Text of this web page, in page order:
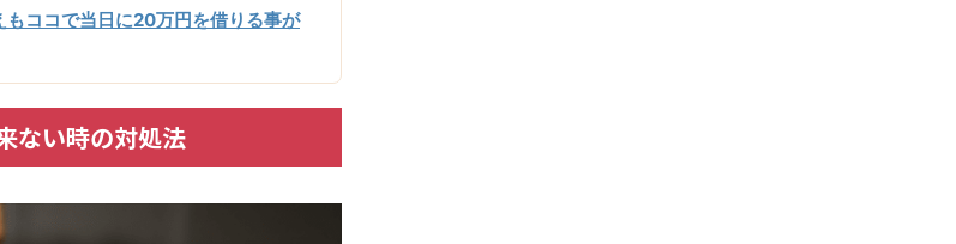
ココで当日に20万円を借りる事が
ない時の対処法